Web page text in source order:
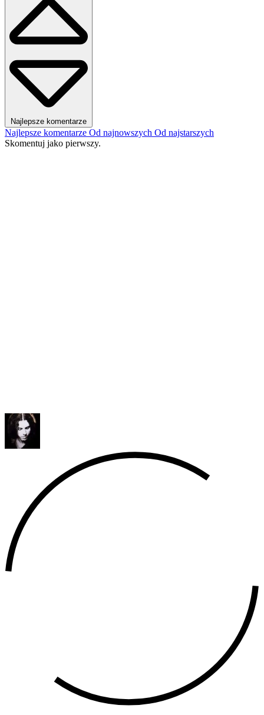
Najlepsze komentarze
Najlepsze komentarze Od najnowszych Od najstarszych
Skomentuj jako pierwszy.